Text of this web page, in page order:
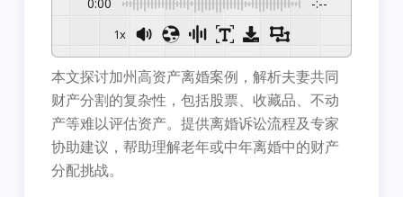
0:00 -:--
1x
本文探讨加州高资产离婚案例，解析夫妻共同
财产分割的复杂性，包括股票、收藏品、不动
产等难以评估资产。提供离婚诉讼流程及专家
协助建议，帮助理解老年或中年离婚中的财产
分配挑战。